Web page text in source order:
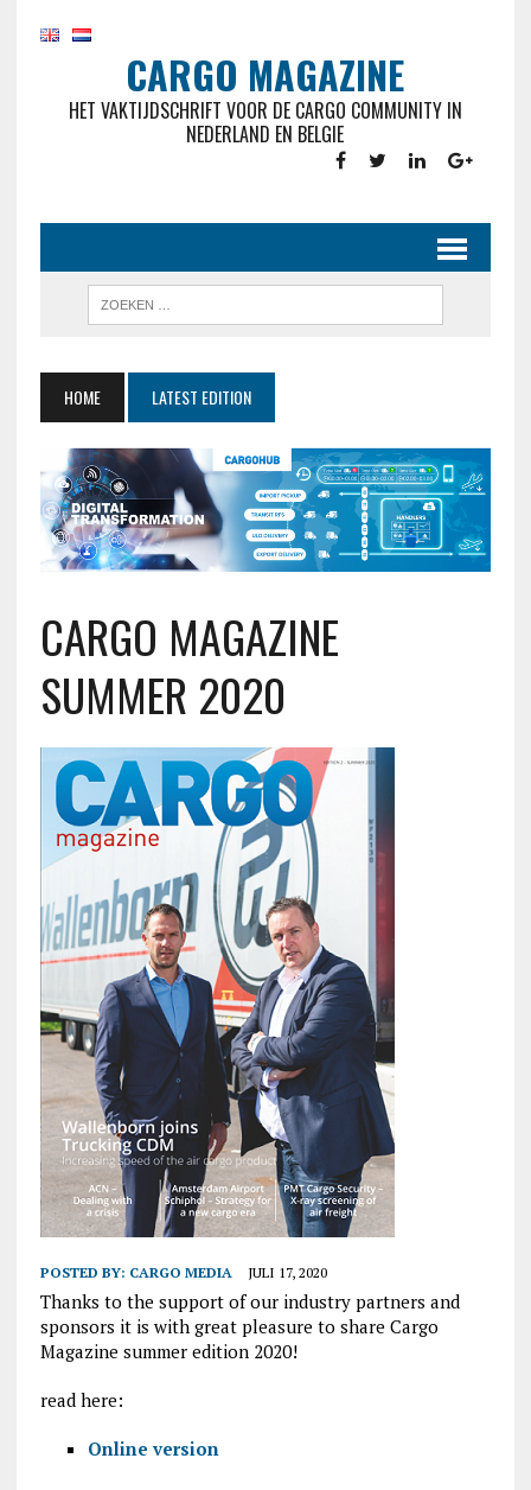
CARGO MAGAZINE
HET VAKTIJDSCHRIFT VOOR DE CARGO COMMUNITY IN
NEDERLAND EN BELGIE
HOME LATEST EDITION
CARGO MAGAZINE
SUMMER 2020
POSTED BY: CARGO MEDIA JULI 17, 2020
Thanks to the support of our industry partners and
sponsors it is with great pleasure to share Cargo
Magazine summer edition 2020!
read here:
Online version